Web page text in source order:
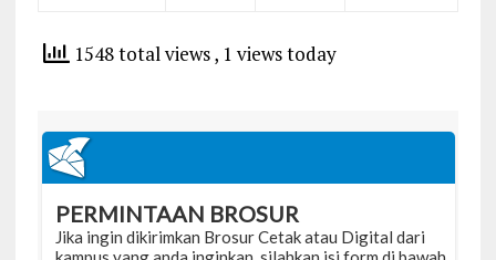
1548 total views, 1 views today